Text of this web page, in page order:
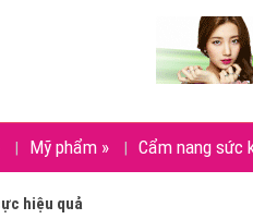
Mỹ phẩm » Cẩm nang sức
hiệu quả